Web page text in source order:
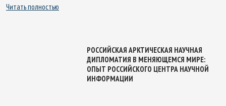
Читать полностью
РОССИЙСКАЯ АРКТИЧЕСКАЯ НАУЧНАЯ
ДИПЛОМАТИЯ В МЕНЯЮЩЕМСЯ МИРЕ:
ОПЫТ РОССИЙСКОГО ЦЕНТРА НАУЧНОЙ
ИНФОРМАЦИИ